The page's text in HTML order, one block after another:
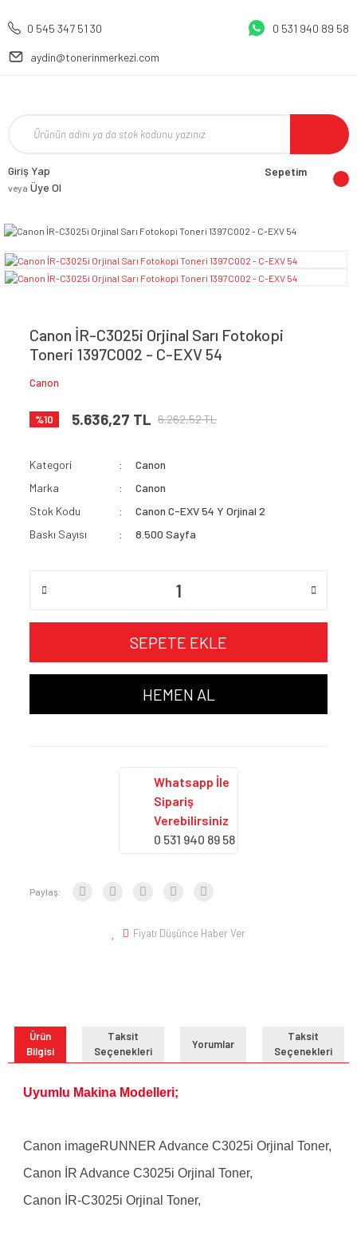
0 545 347 51 30 0 531 940 89 58
aydin@tonerinmerkezi.com
Giriş Yap
veya Üye Ol
Sepetim
Canon İR-C3025i Orjinal Sarı Fotokopi
Toneri 1397C002 - C-EXV 54
Canon
%10 5.636,27 TL 6.262,52 TL
Kategori
Canon
Marka
Canon
Stok Kodu
Canon C-EXV 54 Y Orjinal 2
Baskı Sayısı
8.500 Sayfa
SEPETE EKLE
HEMEN AL
Whatsapp İle
Sipariş
Verebilirsiniz
0 531 940 89 58
Paylaş:
Fiyatı Düşünce Haber Ver
Ürün
Bilgisi
Taksit
Seçenekleri
Yorumlar
Taksit
Seçenekleri
Uyumlu Makina Modelleri;
Canon imageRUNNER Advance C3025i Orjinal Toner,
Canon İR Advance C3025i Orjinal Toner,
Canon İR-C3025i Orjinal Toner,